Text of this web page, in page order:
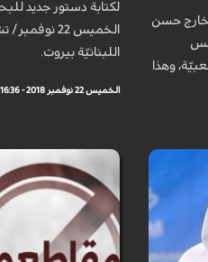
حسن
الشعبيّة، وهذا
لكتابة دستور جديد
اللبنانيّة بيروت.
الخميس 22 نوفمبر 2018 - 16:36 بتوقيت مكة